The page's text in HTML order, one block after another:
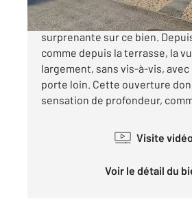
La perception de l'espace est
surprenante sur ce bien.
comme depuis la terrasse, la
largement, sans vis-à-vis,
porte loin. Cette ouverture
sensation de profondeur,
Visite vidéo
Voir le détail du